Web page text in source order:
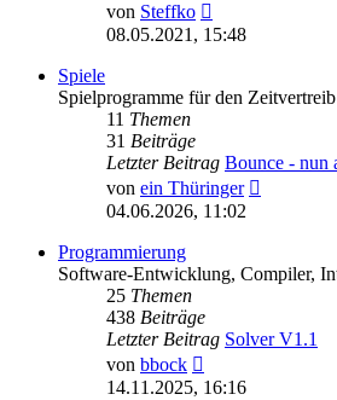
von Steffko
Beitrag
08.05.2021, 15:48
Spiele
Spielprogramme für den Zeitvertreib
11 Themen
31 Beiträge
Letzter Beitrag Bounce -
von ein Thüringer
04.06.2026, 11:02
Programmierung
Software-Entwicklung, Compiler,
25 Themen
438 Beiträge
Letzter Beitrag Solver V1.1
von bbock
Beitrag
14.11.2025, 16:16